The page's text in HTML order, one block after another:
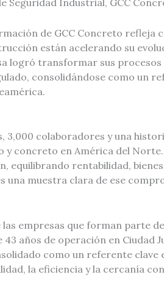
Seguridad Industrial, GCC
de GCC Concreto refleja
están acelerando su
logró transformar sus
consolidándose como un
3,000 colaboradores y una
y concreto en América del
equilibrando rentabilidad,
una muestra clara de ese
las empresas que forman parte
años de operación en Ciudad
como un referente
la eficiencia y la cercanía